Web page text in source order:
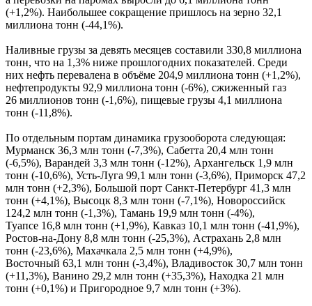
(+1,2%). Наибольшее сокращение пришлось на зерно 32,1
миллиона тонн (-44,1%).
Наливные грузы за девять месяцев составили 330,8 миллиона
тонн, что на 1,3% ниже прошлогодних показателей. Среди
них нефть перевалена в объёме 204,9 миллиона тонн (+1,2%),
нефтепродукты 92,9 миллиона тонн (-6%), сжиженный газ
26 миллионов тонн (-1,6%), пищевые грузы 4,1 миллиона
тонн (-11,8%).
По отдельным портам динамика грузооборота следующая:
Мурманск 36,3 млн тонн (-7,3%), Сабетта 20,4 млн тонн
(-6,5%), Варандей 3,3 млн тонн (-12%), Архангельск 1,9 млн
тонн (-10,6%), Усть-Луга 99,1 млн тонн (-3,6%), Приморск 47,2
млн тонн (+2,3%), Большой порт Санкт-Петербург 41,3 млн
тонн (+4,1%), Высоцк 8,3 млн тонн (-7,1%), Новороссийск
124,2 млн тонн (-1,3%), Тамань 19,9 млн тонн (-4%),
Туапсе 16,8 млн тонн (+1,9%), Кавказ 10,1 млн тонн (-41,9%),
Ростов-на-Дону 8,8 млн тонн (-25,3%), Астрахань 2,8 млн
тонн (-23,6%), Махачкала 2,5 млн тонн (+4,9%),
Восточный 63,1 млн тонн (-3,4%), Владивосток 30,7 млн тонн
(+11,3%), Ванино 29,2 млн тонн (+35,3%), Находка 21 млн
тонн (+0,1%) и Пригородное 9,7 млн тонн (+3%).